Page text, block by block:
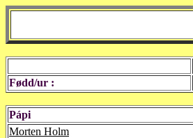
Fødd/ur :
Pápi
Morten Holm